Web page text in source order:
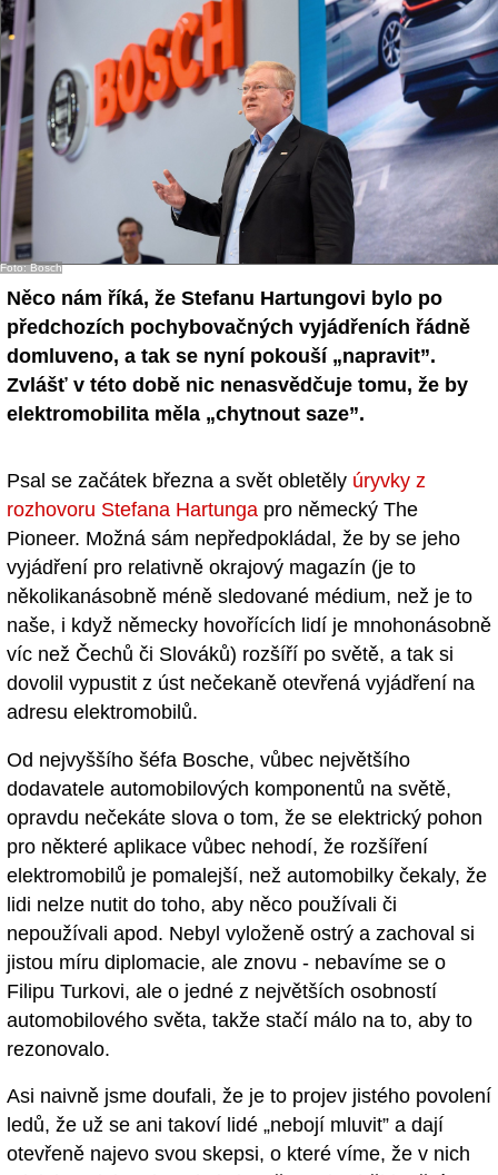
Foto: Bosch
Něco nám říká, že Stefanu Hartungovi bylo po
předchozích pochybovačných vyjádřeních řádně
domluveno, a tak se nyní pokouší „napravit”.
Zvlášť v této době nic nenasvědčuje tomu, že by
elektromobilita měla „chytnout saze”.
Psal se začátek března a svět obletěly úryvky z
rozhovoru Stefana Hartunga pro německý The
Pioneer. Možná sám nepředpokládal, že by se jeho
vyjádření pro relativně okrajový magazín (je to
několikanásobně méně sledované médium, než je to
naše, i když německy hovořících lidí je mnohonásobně
víc než Čechů či Slováků) rozšíří po světě, a tak si
dovolil vypustit z úst nečekaně otevřená vyjádření na
adresu elektromobilů.
Od nejvyššího šéfa Bosche, vůbec největšího
dodavatele automobilových komponentů na světě,
opravdu nečekáte slova o tom, že se elektrický pohon
pro některé aplikace vůbec nehodí, že rozšíření
elektromobilů je pomalejší, než automobilky čekaly, že
lidi nelze nutit do toho, aby něco používali či
nepoužívali apod. Nebyl vyloženě ostrý a zachoval si
jistou míru diplomacie, ale znovu - nebavíme se o
Filipu Turkovi, ale o jedné z největších osobností
automobilového světa, takže stačí málo na to, aby to
rezonovalo.
Asi naivně jsme doufali, že je to projev jistého povolení
ledů, že už se ani takoví lidé „nebojí mluvit” a dají
otevřeně najevo svou skepsi, o které víme, že v nich